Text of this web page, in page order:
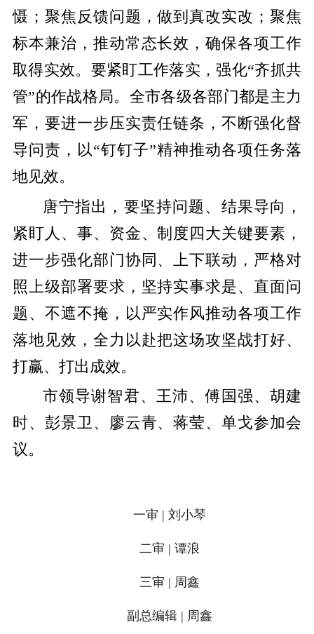
慑；聚焦反馈问题，做到真改实改；聚焦
标本兼治，推动常态长效，确保各项工作
取得实效。 要紧盯工作落实，强化“齐抓共
管”的作战格局。 全市各级各部门都是主力
军，要进一步压实责任链条，不断强化督
导问责，以“钉钉子”精神推动各项任务落
地见效。
唐宁指出，要坚持问题、 结果导向，
紧盯人、事、资金、制度四大关键要素，
进一步强化部门协同、上下联动，严格对
照上级部署要求，坚持实事求是、直面问
题、不遮不掩，以严实作风推动各项工作
落地见效 ， 全力以赴把这场攻坚战打好、
打赢、打出成效。
市领导谢智君、王沛、傅国强、胡建
时、彭景卫、廖云青、蒋莹、单戈参加会
议。
一审 | 刘小琴
二审 | 谭浪
三审 | 周鑫
副总编辑 | 周鑫